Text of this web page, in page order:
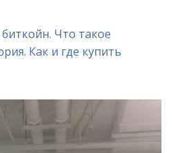
Что такое
Как и где купить